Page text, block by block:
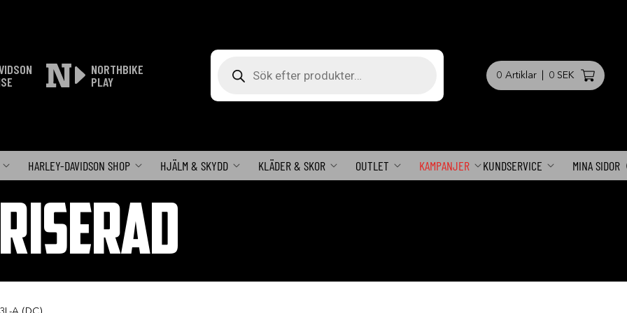
NORTHBIKE
PLAY
0 Artiklar 0 SEK
HARLEY-DAVIDSON SHOP HJÄLM & SKYDD KLÄDER & SKOR OUTLET KAMPANJER KUNDSERVICE MINA SIDOR